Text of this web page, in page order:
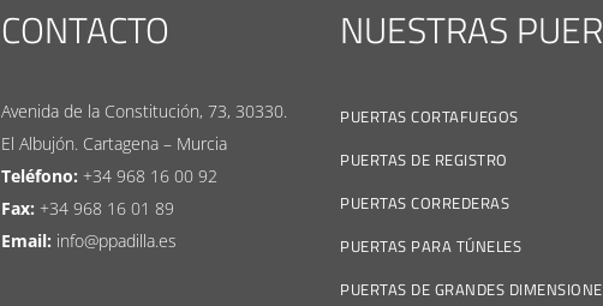
CONTACTO
Avenida de la Constitución, 73, 30330.
El Albujón. Cartagena – Murcia
Teléfono: +34 968 16 00 92
Fax: +34 968 16 01 89
Email: info@ppadilla.es
NUESTRAS
PUERTAS CORTAFUEGOS
PUERTAS DE REGISTRO
PUERTAS CORREDERAS
PUERTAS PARA TÚNELES
PUERTAS DE GRANDES